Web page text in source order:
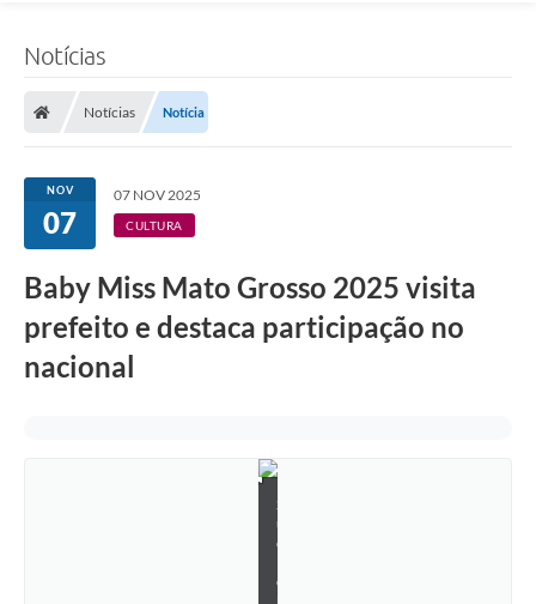
Notícias
Notícias Notícia
NOV
07
07 NOV 2025
CULTURA
Baby Miss Mato Grosso 2025 visita
prefeito e destaca participação no
nacional
S
u
e
e